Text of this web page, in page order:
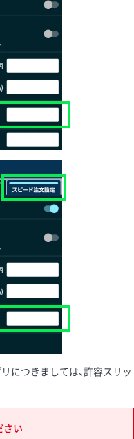
につきましては、許容スリッ
さい